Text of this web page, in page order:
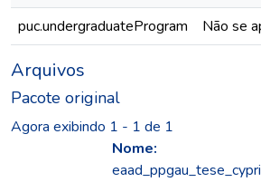
puc.undergraduateProgram
Não se
Arquivos
Pacote original
Agora exibindo 1 - 1 de 1
Nome: